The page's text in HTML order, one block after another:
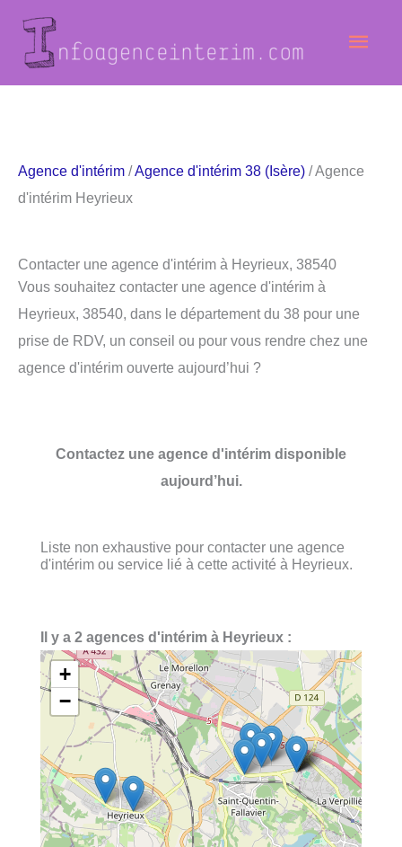
contenu
Agence d'intérim /Agence d'intérim 38 (Isère) / Agence
d'intérim Heyrieux
Contacter une agence d'intérim à Heyrieux, 38540
Vous souhaitez contacter une agence d'intérim à
Heyrieux, 38540, dans le département du 38 pour une
prise de RDV, un conseil ou pour vous rendre chez une
agence d'intérim ouverte aujourd’hui ?
Contactez une agence d'intérim disponible
aujourd’hui.
Liste non exhaustive pour contacter une agence
d'intérim ou service lié à cette activité à Heyrieux.
Il y a 2 agences d'intérim à Heyrieux :
+
−